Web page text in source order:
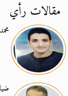
مقالات رأي